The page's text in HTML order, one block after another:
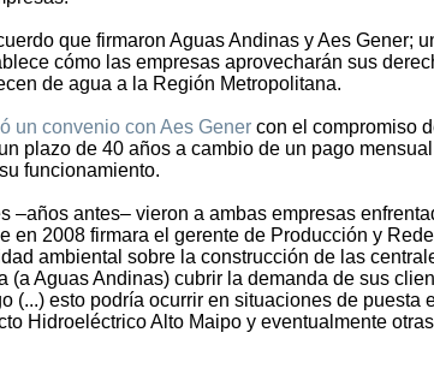
que firmaron Aguas Andinas y Aes Gener;
cómo las empresas aprovecharán sus
de agua a la Región Metropolitana.
un convenio con Aes Gener con el compromiso
plazo de 40 años a cambio de un pago
funcionamiento.
–años antes– vieron a ambas empresas
en 2008 firmara el gerente de Producción y
ambiental sobre la construcción de las
(a Aguas Andinas) cubrir la demanda de sus
(...) esto podría ocurrir en situaciones de puesta
Hidroeléctrico Alto Maipo y eventualmente